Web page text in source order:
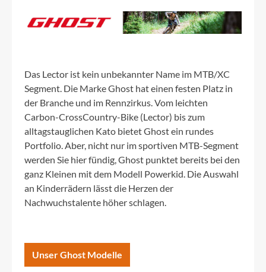
Das Lector ist kein unbekannter Name im MTB/XC
Segment. Die Marke Ghost hat einen festen Platz in
der Branche und im Rennzirkus. Vom leichten
Carbon-CrossCountry-Bike (Lector) bis zum
alltagstauglichen Kato bietet Ghost ein rundes
Portfolio. Aber, nicht nur im sportiven MTB-Segment
werden Sie hier fündig, Ghost punktet bereits bei den
ganz Kleinen mit dem Modell Powerkid. Die Auswahl
an Kinderrädern lässt die Herzen der
Nachwuchstalente höher schlagen.
Unser Ghost Modelle